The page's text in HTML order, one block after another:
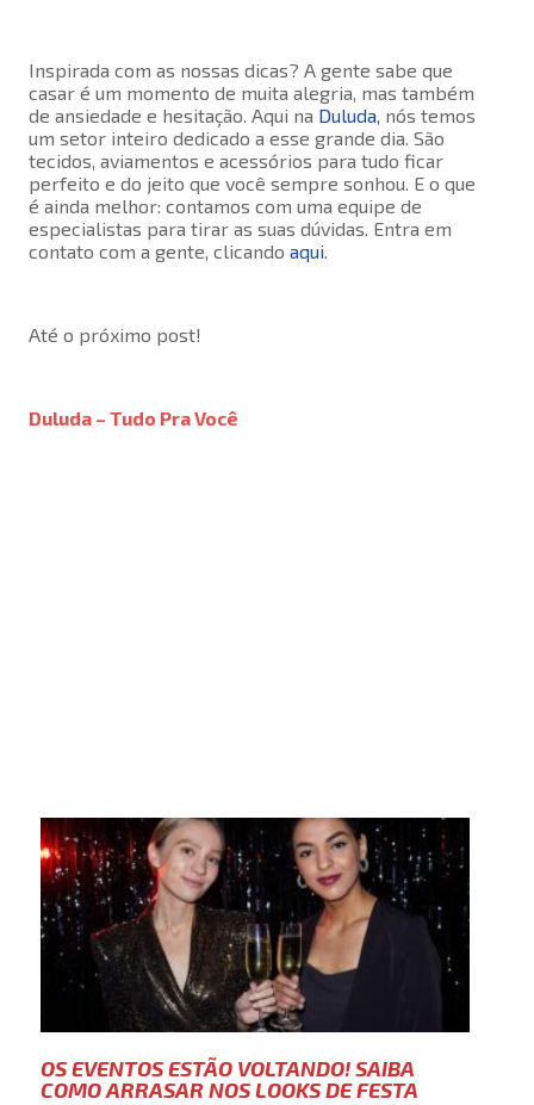
Inspirada com as nossas dicas? A gente sabe que
casar é um momento de muita alegria, mas também
de ansiedade e hesitação. Aqui na Duluda, nós temos
um setor inteiro dedicado a esse grande dia. São
tecidos, aviamentos e acessórios para tudo ficar
perfeito e do jeito que você sempre sonhou. E o que
é ainda melhor: contamos com uma equipe de
especialistas para tirar as suas dúvidas. Entra em
contato com a gente, clicando aqui.
Até o próximo post!
Duluda – Tudo Pra Você
OS EVENTOS ESTÃO VOLTANDO! SAIBA
COMO ARRASAR NOS LOOKS DE FESTA